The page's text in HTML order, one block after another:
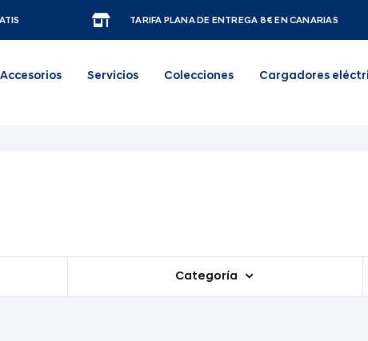
TARIFA PLANA DE ENTREGA 8€ EN CANARIAS
Accesorios Servicios Colecciones Cargadores
Categoría